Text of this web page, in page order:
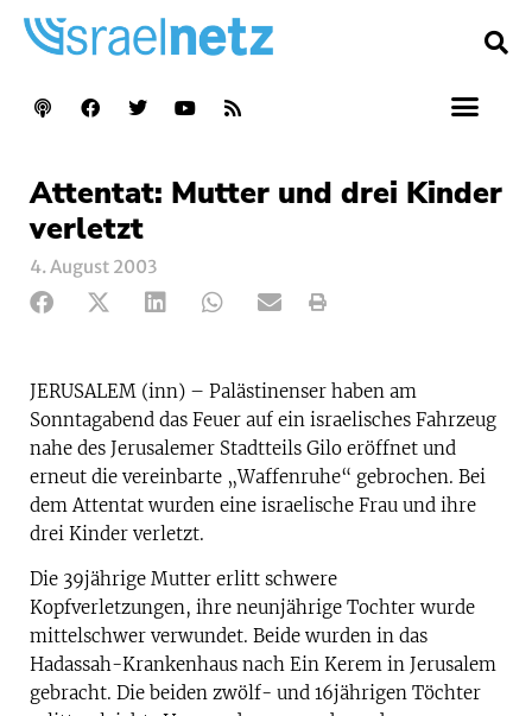
Attentat: Mutter und drei Kinder
verletzt
4. August 2003
JERUSALEM (inn) – Palästinenser haben am
Sonntagabend das Feuer auf ein israelisches Fahrzeug
nahe des Jerusalemer Stadtteils Gilo eröffnet und
erneut die vereinbarte „Waffenruhe“ gebrochen. Bei
dem Attentat wurden eine israelische Frau und ihre
drei Kinder verletzt.
Die 39jährige Mutter erlitt schwere
Kopfverletzungen, ihre neunjährige Tochter wurde
mittelschwer verwundet. Beide wurden in das
Hadassah-Krankenhaus nach Ein Kerem in Jerusalem
gebracht. Die beiden zwölf- und 16jährigen Töchter